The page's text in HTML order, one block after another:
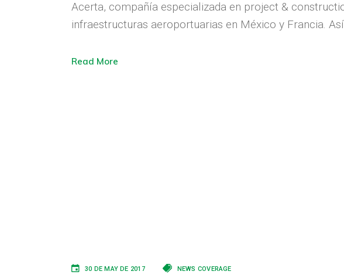
Acerta, compañía especializada en project &
infraestructuras aeroportuarias en México y Francia. Así
Read More
30 DE MAY DE 2017 NEWS COVERAGE